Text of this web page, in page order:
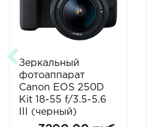
Зеркальный
фотоаппарат
Canon EOS 250D
Kit 18-55 f/3.5-5.6
III (черный)